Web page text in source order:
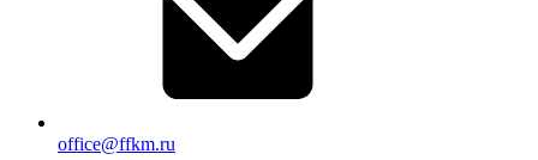
office@ffkm.ru